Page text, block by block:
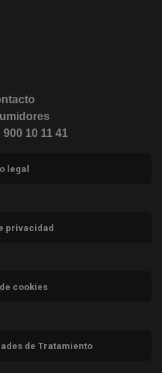
(abre en ventana nueva)
(abre en ventana nueva)
900 10 11 41
legal
privacidad
cookies
de Tratamiento